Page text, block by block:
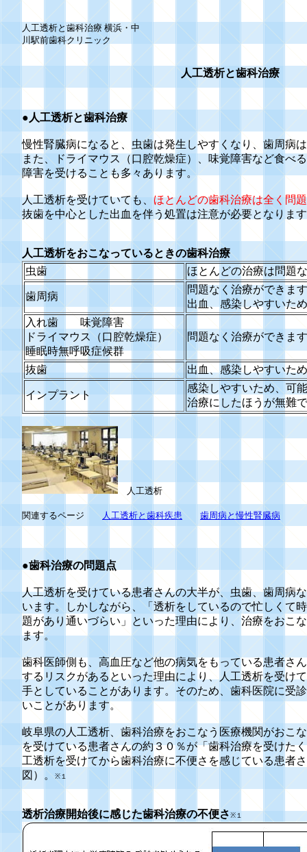
●人工透析と歯科治療
慢性腎臓病になると、虫歯は発生しやすくなり、歯周病
また、ドライマウス（口腔乾燥症）、味覚障害など食べ
障害を受けることも多々あります。
人工透析を受けていても、 ほとんどの歯科治療は全く問
抜歯を中心とした出血を伴う処置は注意が必要となりま
人工透析をおこなっているときの歯科治療
虫歯
ほとんどの治療は問題
歯周病
問題なく治療ができま
出血、感染しやすいた
入れ歯 味覚障害
ドライマウス（口腔乾燥症）
睡眠時無呼吸症候群
問題なく治療ができま
抜歯 出血、感染しやすいた
インプラント
感染しやすいため、可
治療にしたほうが無難
人工透析
関連するページ 人工透析と歯科疾患 歯周病と慢性腎臓病
●歯科治療の問題点
人工透析を受けている患者さんの大半が、虫歯、歯周病
います。しかしながら、「透析をしているので忙しくて
題があり通いづらい」といった理由により、治療をおこ
ます。
歯科医師側も、高血圧など他の病気をもっている患者さ
するリスクがあるといった理由により、人工透析を受け
手としていることがあります。そのため、歯科医院に受
いことがあります。
岐阜県の人工透析、歯科治療をおこなう医療機関がおこ
を受けている患者さんの約３０％が「歯科治療を受けた
工透析を受けてから歯科治療に不便さを感じている患者
図）。
※１
透析治療開始後に感じた歯科治療の不便さ※１
人工透析と歯科治療
人工透析と歯科治療 横浜・中
川駅前歯科クリニック